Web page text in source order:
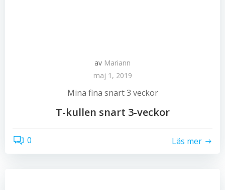
av Mariann
maj 1, 2019
Mina fina snart 3 veckor
T-kullen snart 3-veckor
0 Läs mer